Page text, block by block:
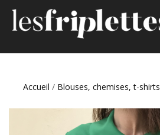
Accueil / Blouses, chemises, t-shirts